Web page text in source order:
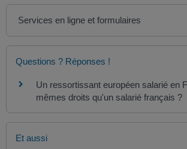
Services en ligne et formulaires
Questions ? Réponses !
Un ressortissant européen salarié en
mêmes droits qu'un salarié français ?
Et aussi